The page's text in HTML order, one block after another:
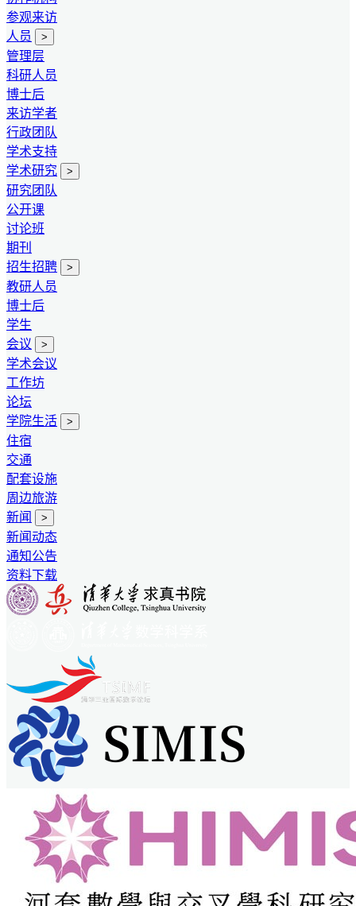
参观来访
人员
>
管理层
科研人员
博士后
来访学者
行政团队
学术支持
学术研究
>
研究团队
公开课
讨论班
期刊
招生招聘
>
教研人员
博士后
学生
会议
>
学术会议
工作坊
论坛
学院生活
>
住宿
交通
配套设施
周边旅游
新闻
>
新闻动态
通知公告
资料下载